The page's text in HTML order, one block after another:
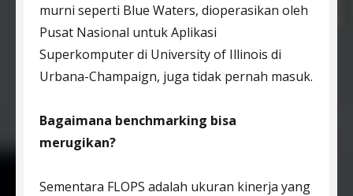
murni seperti Blue Waters, dioperasikan oleh
Pusat Nasional untuk Aplikasi
Superkomputer di University of Illinois di
Urbana-Champaign, juga tidak pernah masuk.
Bagaimana benchmarking bisa
merugikan?
Sementara FLOPS adalah ukuran kinerja yang